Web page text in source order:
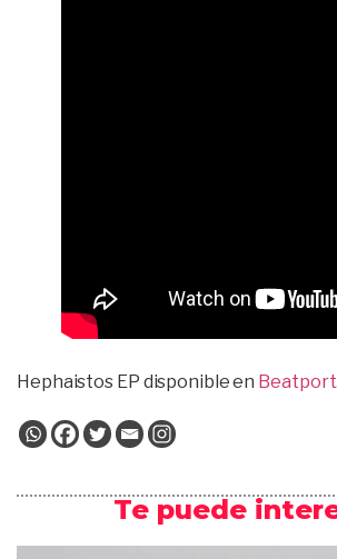
Hephaistos EP disponible en Beatport.
Te puede